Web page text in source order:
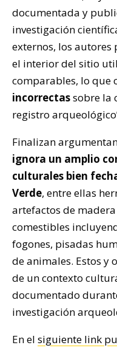
documentada y
investigación
externos, los autores
el interior del sitio
comparables, lo que
incorrectassobre la
registro
Finalizan
ignora un amplio
culturales bien
Verde, entre ellas
artefactos de
comestibles
fogones, pisadas
de animales. Estos y
de un contexto
documentado
investigación
En el siguiente link